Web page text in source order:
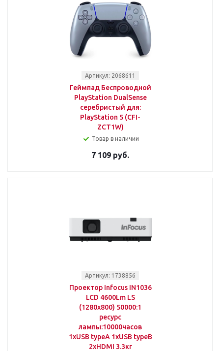
Артикул: 2068611
Геймпад Беспроводной
PlayStation DualSense
серебристый для:
PlayStation 5 (CFI-
ZCT1W)
Товар в наличии
7 109 руб.
Артикул: 1738856
Проектор Infocus IN1036
LCD 4600Lm LS
(1280x800) 50000:1
ресурс
лампы:10000часов
1xUSB typeA 1xUSB typeB
2xHDMI 3.3кг